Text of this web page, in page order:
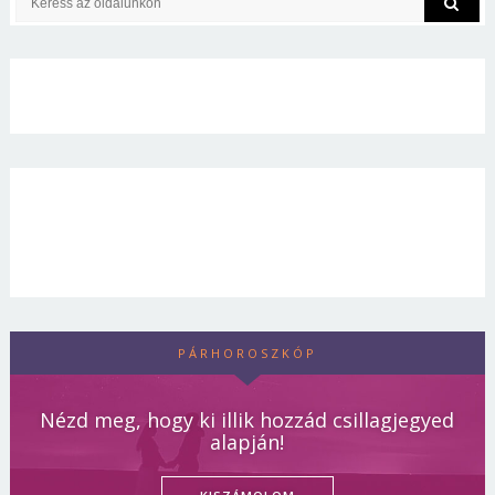
PÁRHOROSZKÓP
Nézd meg, hogy ki illik hozzád csillagjegyed
alapján!